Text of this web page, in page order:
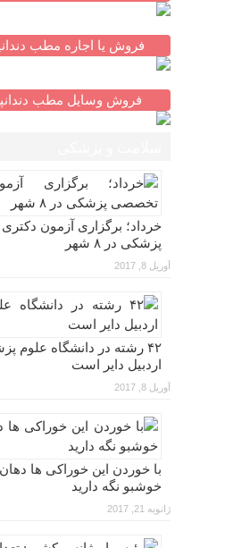
فروش یا اجاره مطب
فروش وسایل مطب
خرداد؛ برگزاری آزمون
پزشکی در ۸ شهر
آوریل 8, 2017
۴۲ رشته در دانشگاه علوم
اردبیل دایر است
آوریل 8, 2017
با خوردن این خوراکی ها دهان
خوشبو نگه دارید
ژانویه 21, 2017